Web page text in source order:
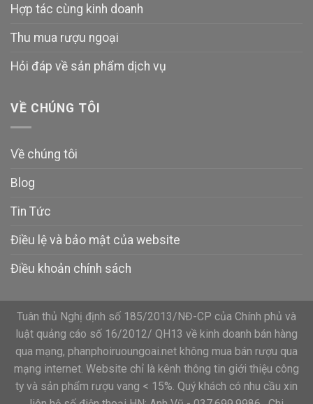
Hợp tác cùng kinh doanh
Thu mua rượu ngoại
Hỏi đáp về sản phẩm dịch vụ
VỀ CHÚNG TÔI
Về chúng tôi
Blog
Tin Tức
Điều lệ và bảo mật của website
Điều khoản chính sách
Tuân thủ Nghị định số 185/2013/NĐ-CP của Chính phủ và
luật quảng cáo số 16/2012/ QH13 về kinh doanh bán hàng
qua mạng, phanphoiruoungoai.net không mua bán rượu qua
mạng internet. Website chỉ là kênh thông tin giới thiệu công
ty và sản phẩm rượu vang < 15%. Quý khách có nhu cầu xin